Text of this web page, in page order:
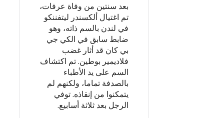
بعد سنتين من وفاة عرفات،
تم اغتيال ألكسندر ليتفننكو
في لندن بالسم ذاته، وهو
ضابط سابق في الكي جي
بي كان قد أثار غضب
فلاديمير بوطين. تم اكتشاف
السم على يد الأطباء
بالصدفة تماما، ولكنهم لم
يتمكنوا من إنقاذه. توفي
الرجل بعد ثلاثة أسابيع.